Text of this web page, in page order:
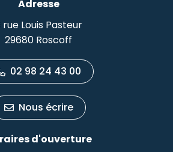
Adresse
rue Louis Pasteur
29680 Roscoff
02 98 24 43 00
Nous écrire
d'ouverture